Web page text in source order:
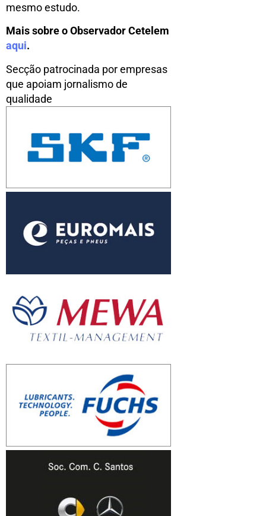
mesmo estudo.
Mais sobre o Observador Cetelem
aqui.
Secção patrocinada por empresas
que apoiam jornalismo de
qualidade